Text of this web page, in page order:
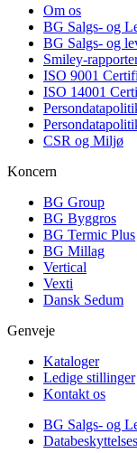
Om os
BG Salgs- og
BG Salgs- og
Smiley-
ISO 9001
ISO 14001
CSR og Miljø
Koncern
BG Group
BG Byggros
BG Termic Plus
BG Millag
Vertical
Vexti
Dansk Sedum
Genveje
Kataloger
Ledige stillinger
Kontakt os
BG Salgs- og